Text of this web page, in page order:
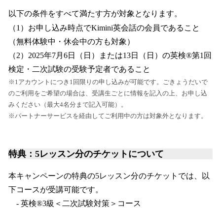
以下の条件をすべて満たす方が対象となります。
（1）お申し込み時点でKimini英会話の会員であること
（無料体験中・休会中の方も対象）
（2）2025年7月6日（日）または13日（日）の英検®第1回
検定・二次試験の受験予定者であること
※1アカウントにつき1回限りの申し込みが可能です。ごきょうだいで
のご利用をご希望の場合は、受講生ごとに情報を記入の上、お申し込
みください（最大4名分まで記入可能）。
※パートナーサービスを経由してご利用中の方は対象外となります。
特典：5レッスン分のチケットについて
本キャンペーンの特典の5レッスン分のチケットでは、以
下コースが受講可能です。
- 英検®3級＜二次試験対策＞コース